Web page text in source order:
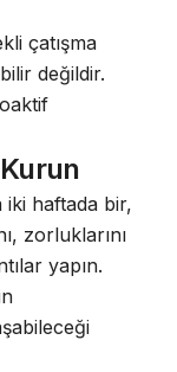
çatışma
değildir.
iki haftada bir,
zorluklarını
yapın.